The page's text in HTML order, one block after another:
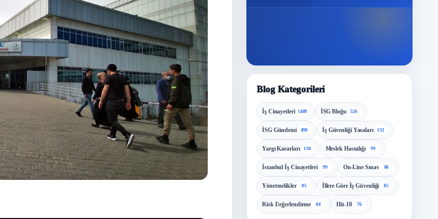
Blog Kategorileri
İş Cinayetleri 1489 İSG Bloğu 526
İSG Gündemi 498 İş Güvenliği Yasaları 132
Yargı Kararları 130 Meslek Hastalığı 99
İstanbul İş Cinayetleri 99 On-Line Sınav 86
Yönetmelikler 85 İllere Göre İş Güvenliği 85
Risk Değerlendirme 84 Hit-10 76